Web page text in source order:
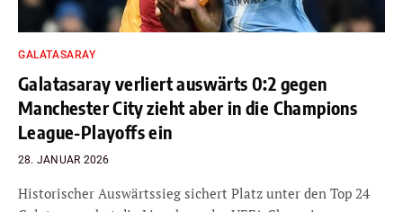
GALATASARAY
Galatasaray verliert auswärts 0:2 gegen
Manchester City zieht aber in die Champions
League-Playoffs ein
28. JANUAR 2026
Historischer Auswärtssieg sichert Platz unter den Top 24